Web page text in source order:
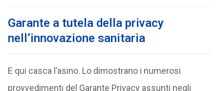
Garante a tutela della privacy
nell’innovazione sanitaria
E qui casca l’asino. Lo dimostrano i numerosi
provvedimenti del Garante Privacy assunti negli